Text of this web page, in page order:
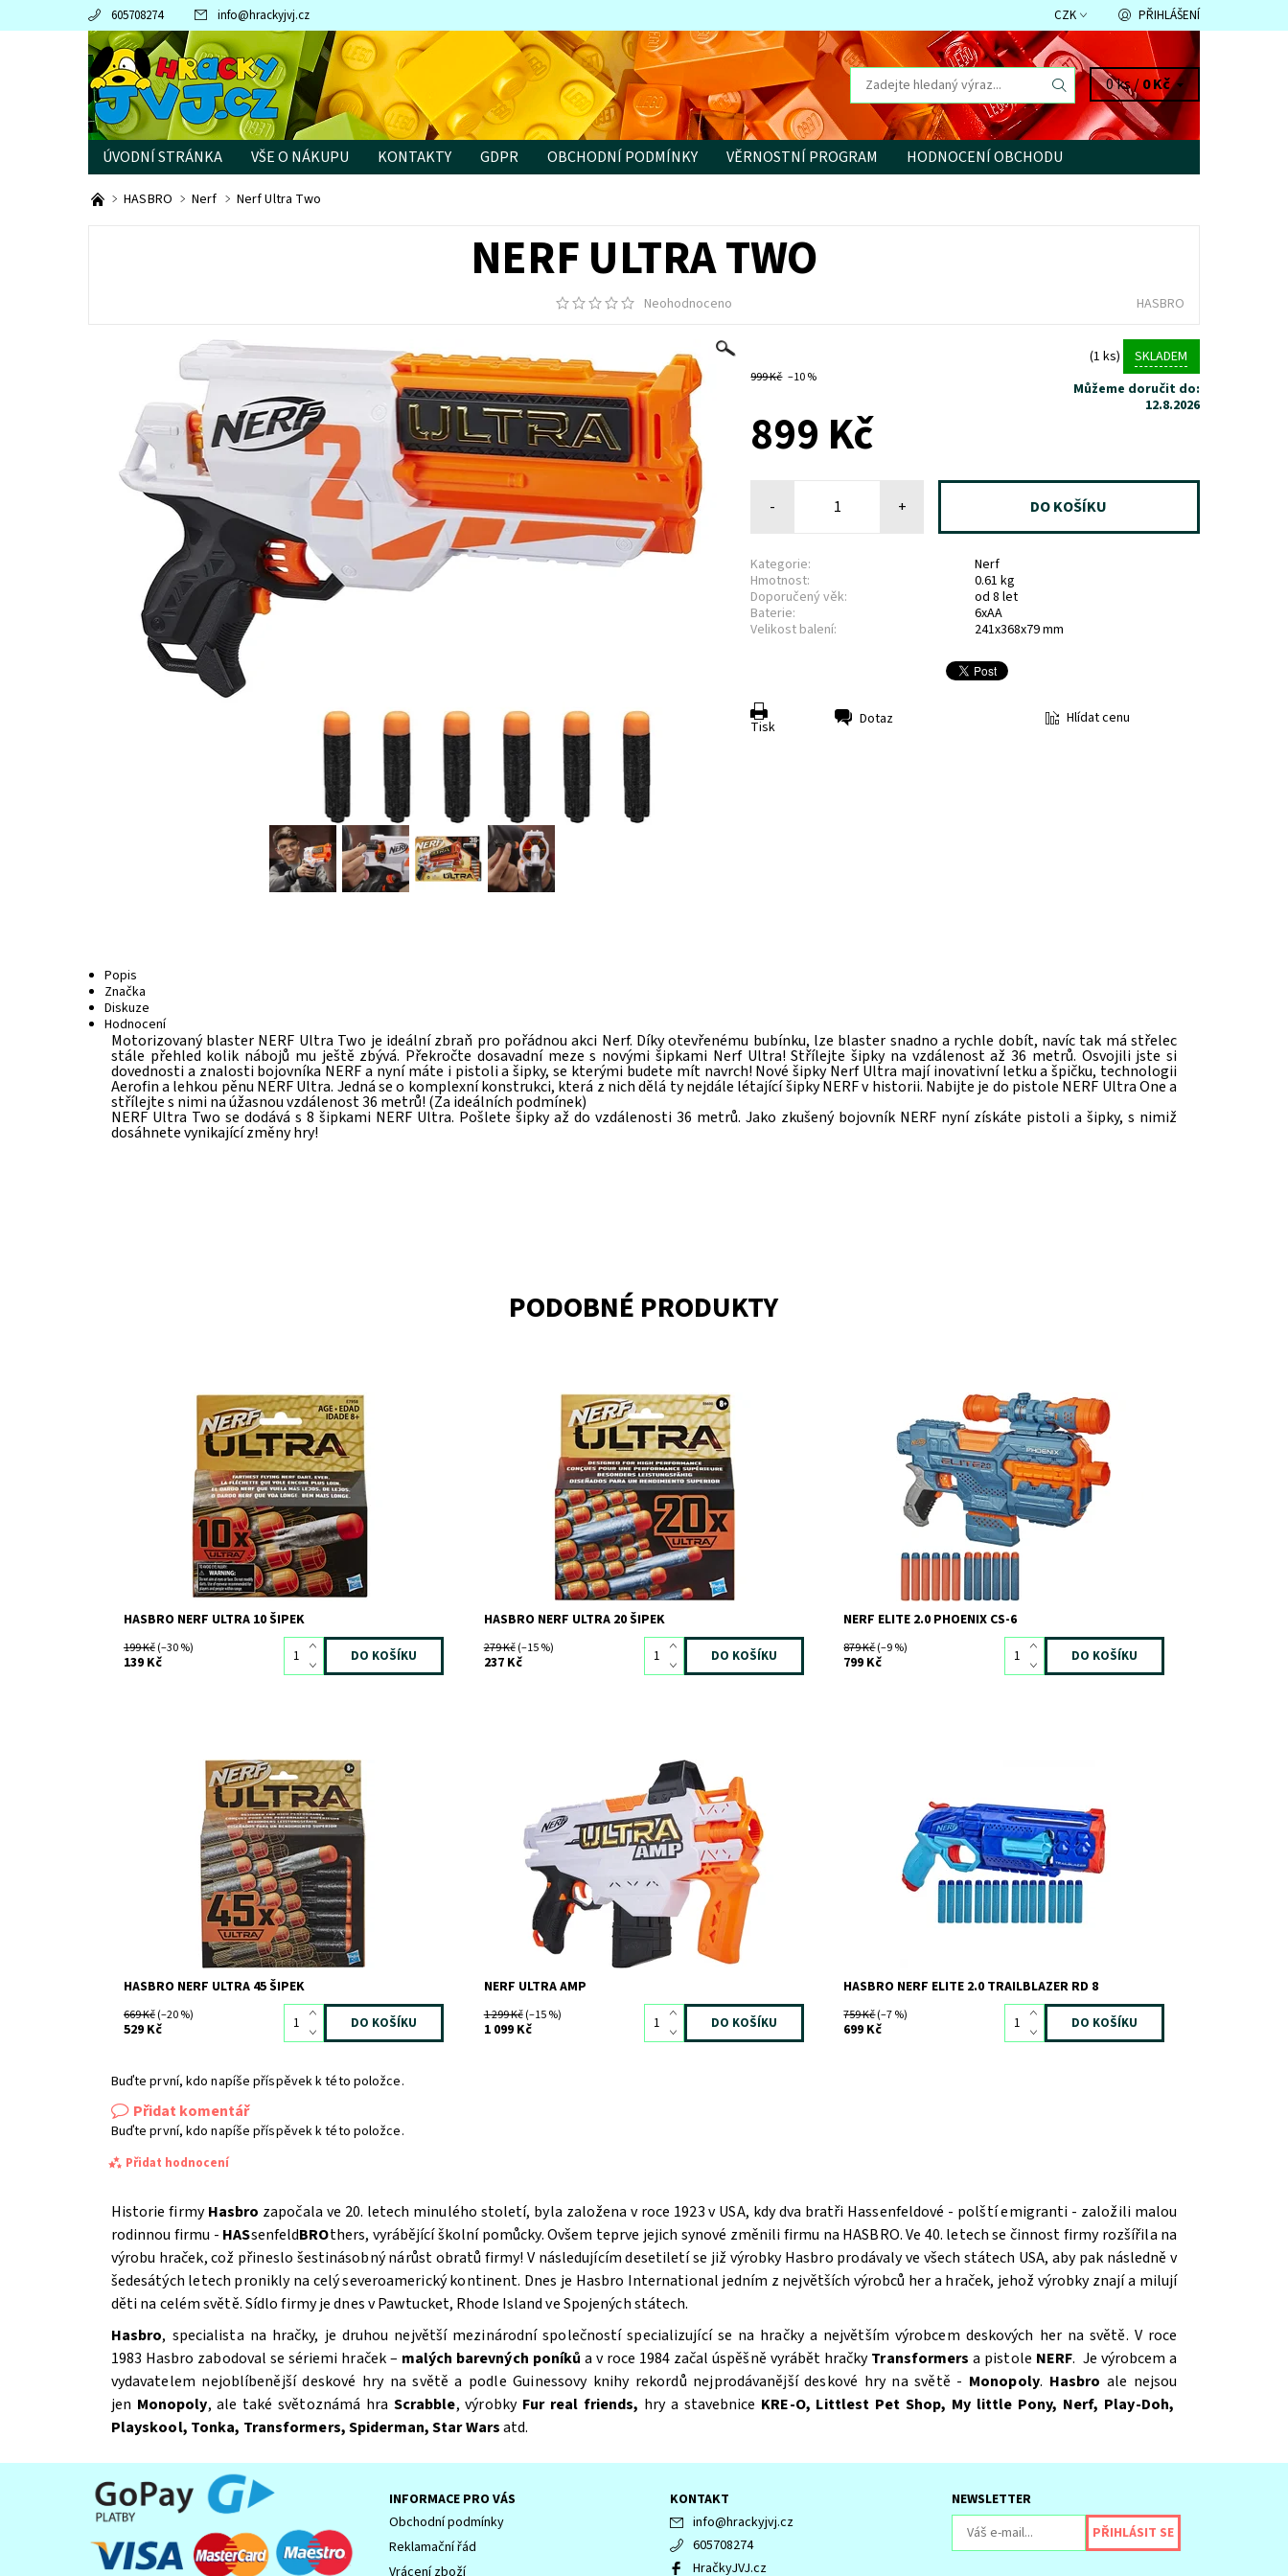
605708274 info@hrackyjvj.cz CZK PŘIHLÁŠENÍ
0 ks /0 Kč
ÚVODNÍ STRÁNKA VŠE O NÁKUPU KONTAKTY GDPR OBCHODNÍ PODMÍNKY VĚRNOSTNÍ PROGRAM
HODNOCENÍ OBCHODU
PRODÁVANÉ ZNAČKY
HASBRO Nerf Nerf Ultra Two
NERF ULTRA TWO
Neohodnoceno HASBRO
999 Kč –10 %
(1 ks)
SKLADEM
Můžeme doručit do:
12.8.2026
899 Kč
- +
Kategorie:
Nerf
Hmotnost:
0.61 kg
Doporučený věk:
od 8 let
Baterie:
6xAA
Velikost balení:
241x368x79 mm
Tisk Dotaz Hlídat cenu
Popis
Značka
Diskuze
Hodnocení
Motorizovaný blaster NERF Ultra Two je ideální zbraň pro pořádnou akci Nerf. Díky otevřenému bubínku, lze blaster snadno a rychle dobít, navíc tak má střelec
stále přehled kolik nábojů mu ještě zbývá. Překročte dosavadní meze s novými šipkami Nerf Ultra! Střílejte šipky na vzdálenost až 36 metrů. Osvojili jste si
dovednosti a znalosti bojovníka NERF a nyní máte i pistoli a šipky, se kterými budete mít navrch! Nové šipky Nerf Ultra mají inovativní letku a špičku, technologii
Aerofin a lehkou pěnu NERF Ultra. Jedná se o komplexní konstrukci, která z nich dělá ty nejdále létající šipky NERF v historii. Nabijte je do pistole NERF Ultra One a
střílejte s nimi na úžasnou vzdálenost 36 metrů! (Za ideálních podmínek)
NERF Ultra Two se dodává s 8 šipkami NERF Ultra. Pošlete šipky až do vzdálenosti 36 metrů. Jako zkušený bojovník NERF nyní získáte pistoli a šipky, s nimiž
dosáhnete vynikající změny hry!
PODOBNÉ PRODUKTY
Skladem2
7430
HASBRO
HASBRO NERF ULTRA 10 ŠIPEK
199 Kč(–30 %)
139 Kč
Skladem1
9196
HASBRO
HASBRO NERF ULTRA 20 ŠIPEK
279 Kč(–15 %)
237 Kč
Dostupnost: Skladem2
7427
HASBRO
NERF ELITE 2.0 PHOENIX CS-6
879 Kč(–9 %)
799 Kč
Skladem1
7433
HASBRO
HASBRO NERF ULTRA 45 ŠIPEK
669 Kč(–20 %)
529 Kč
Skladem3
9118
Značka:
HASBRO
NERF ULTRA AMP
1 299 Kč(–15 %)
1 099 Kč
10383
HASBRO
HASBRO NERF ELITE 2.0 TRAILBLAZER RD 8
759 Kč(–7 %)
699 Kč
Buďte první, kdo napíše příspěvek k této položce.
Přidat komentář
Buďte první, kdo napíše příspěvek k této položce.
Přidat hodnocení
Souhlasím seZpracováním osobních údajů.
Historie firmyHasbro započala ve 20. letech minulého století, byla založena v roce 1923 v USA, kdy dva bratři Hassenfeldové - polští emigranti - založili malou
rodinnou firmu - HASsenfeldBROthers, vyrábějící školní pomůcky. Ovšem teprve jejich synové změnili firmu na HASBRO. Ve 40. letech se činnost firmy rozšířila na
výrobu hraček, což přineslo šestinásobný nárůst obratů firmy! V následujícím desetiletí se již výrobky Hasbro prodávaly ve všech státech USA, aby pak následně v
šedesátých letech pronikly na celý severoamerický kontinent. Dnes je Hasbro International jedním z největších výrobců her a hraček, jehož výrobky znají a milují
děti na celém světě. Sídlo firmy je dnes v Pawtucket, Rhode Island ve Spojených státech.
Hasbro, specialista na hračky, je druhou největší mezinárodní společností specializující se na hračky a největším výrobcem deskových her na světě. V roce
1983 Hasbro zabodoval se sériemi hraček – malých barevných poníků a v roce 1984 začal úspěšně vyrábět hračkyTransformers a pistole NERF. Je výrobcem a
vydavatelem nejoblíbenější deskové hry na světě a podle Guinessovy knihy rekordů nejprodávanější deskové hry na světě - Monopoly. Hasbro ale nejsou
jen Monopoly, ale také světoznámá hra Scrabble, výrobkyFur real friends, hry a stavebnice KRE-O, Littlest Pet Shop, My little Pony, Nerf, Play-Doh,
Playskool, Tonka, Transformers, Spiderman, Star Warsatd.
INFORMACE PRO VÁS
Obchodní podmínky
Reklamační řád
Vrácení zboží
KONTAKT
info@hrackyjvj.cz
605708274
HračkyJVJ.cz
NEWSLETTER